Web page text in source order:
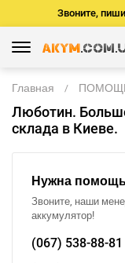
Звоните,
Главная
Люботин.
склада в Киеве.
Нужна
Звоните, наши
аккумулятор!
(067) 538-88-81